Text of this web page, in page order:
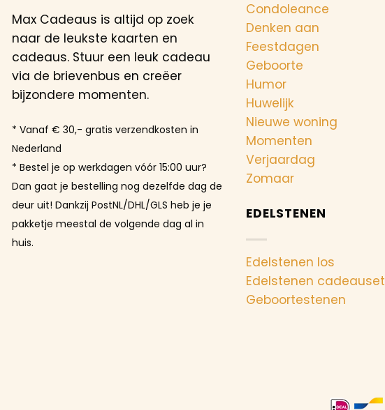
Max Cadeaus is altijd op zoek
naar de leukste kaarten en
cadeaus. Stuur een leuk cadeau
via de brievenbus en creëer
bijzondere momenten.
* Vanaf € 30,- gratis verzendkosten in
Nederland
* Bestel je op werkdagen vóór 15:00 uur?
Dan gaat je bestelling nog dezelfde dag de
deur uit! Dankzij PostNL/DHL/GLS heb je je
pakketje meestal de volgende dag al in
huis.
Condoleance
Denken aan
Feestdagen
Geboorte
Humor
Huwelijk
Nieuwe woning
Momenten
Verjaardag
Zomaar
EDELSTENEN
Edelstenen los
Edelstenen cadeauset
Geboortestenen